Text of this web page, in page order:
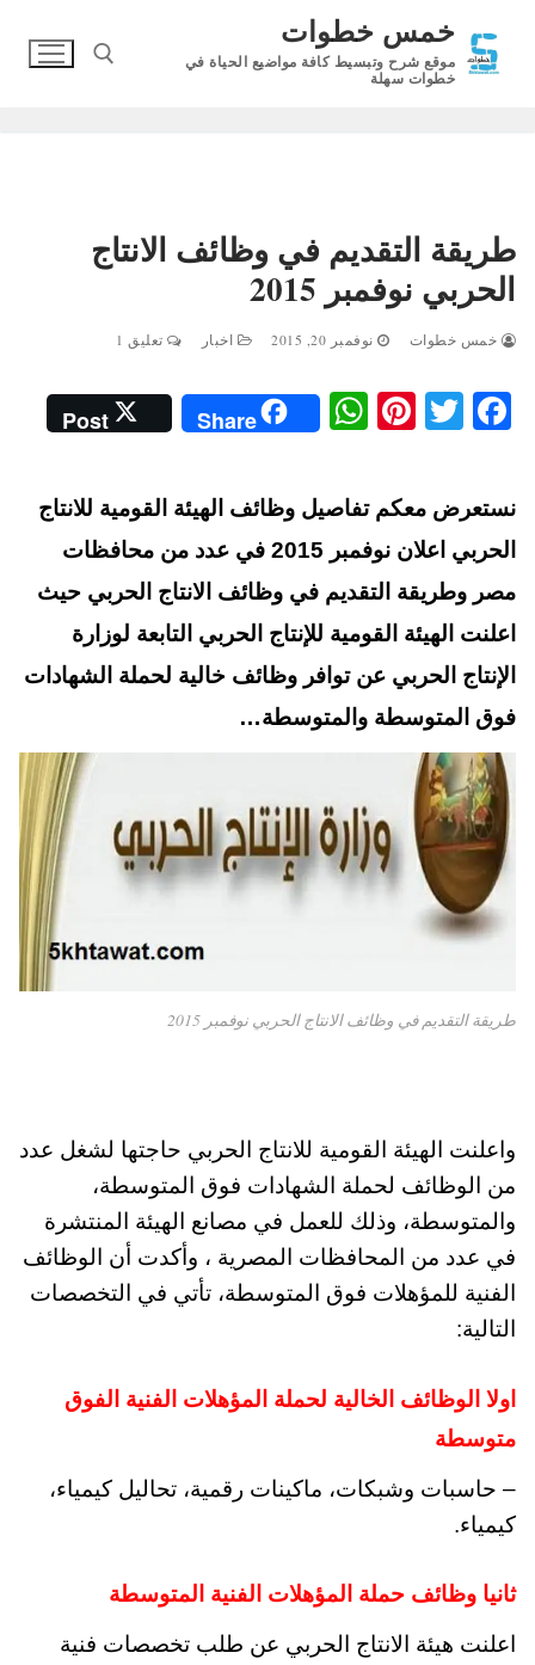
المحتوى
خمس خطوات
موقع شرح وتبسيط كافة مواضيع الحياة في
خطوات سهلة
طريقة التقديم في وظائف الانتاج
الحربي نوفمبر 2015
خمس خطوات نوفمبر 20, 2015 اخبار تعليق 1
Fa
ok
T
tte
r
Pi
er
es
t
W
ha
ts
A
pp
Share
Post
نستعرض معكم تفاصيل وظائف الهيئة القومية للانتاج
الحربي اعلان نوفمبر 2015 في عدد من محافظات
مصر وطريقة التقديم في وظائف الانتاج الحربي حيث
اعلنت الهيئة القومية للإنتاج الحربي التابعة لوزارة
الإنتاج الحربي عن توافر وظائف خالية لحملة الشهادات
فوق المتوسطة والمتوسطة…
طريقة التقديم في وظائف الانتاج الحربي نوفمبر 2015
واعلنت الهيئة القومية للانتاج الحربي حاجتها لشغل عدد
من الوظائف لحملة الشهادات فوق المتوسطة،
والمتوسطة، وذلك للعمل في مصانع الهيئة المنتشرة
في عدد من المحافظات المصرية ، وأكدت أن الوظائف
الفنية للمؤهلات فوق المتوسطة، تأتي في التخصصات
التالية:
اولا الوظائف الخالية لحملة المؤهلات الفنية الفوق
متوسطة
– حاسبات وشبكات، ماكينات رقمية، تحاليل كيمياء،
كيمياء.
ثانيا وظائف حملة المؤهلات الفنية المتوسطة
اعلنت هيئة الانتاج الحربي عن طلب تخصصات فنية